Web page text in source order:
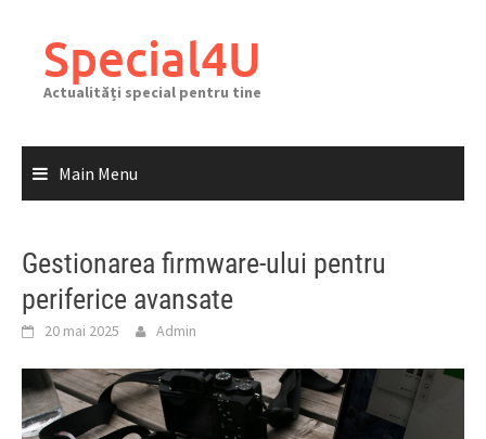
contentSpecial4U
Actualități special pentru tine
Main Menu
Gestionarea firmware-ului pentru
periferice avansate
20 mai 2025 Admin